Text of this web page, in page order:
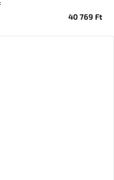
40 769 Ft